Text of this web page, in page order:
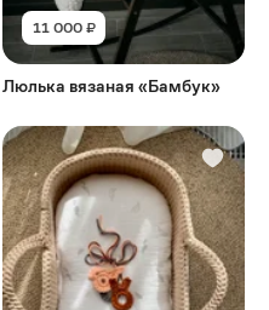
11 000 ₽
Люлька вязаная «Бамбук»